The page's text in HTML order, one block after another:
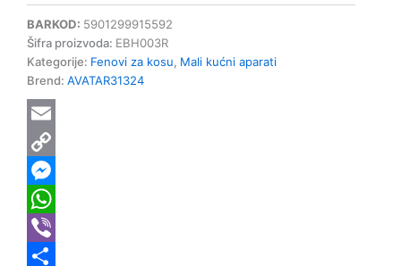
BARKOD: 5901299915592
Šifra proizvoda: EBH003R
Kategorije: Fenovi za kosu, Mali kućni aparati
Brend: AVATAR31324
Email
Copy
Link
Messenger
WhatsApp
Viber